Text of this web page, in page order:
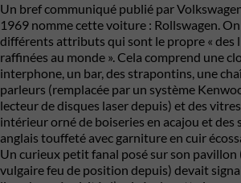
Un bref communiqué publié par
1969 nomme cette voiture : Rollswagen.
différents attributs qui sont le propre « des
raffinées au monde ». Cela comprend une
interphone, un bar, des strapontins, une
parleurs (remplacée par un système
lecteur de disques laser depuis) et des
intérieur orné de boiseries en acajou et des
anglais touffeté avec garniture en cuir
Un curieux petit fanal posé sur son pavillon
vulgaire feu de position depuis) devait